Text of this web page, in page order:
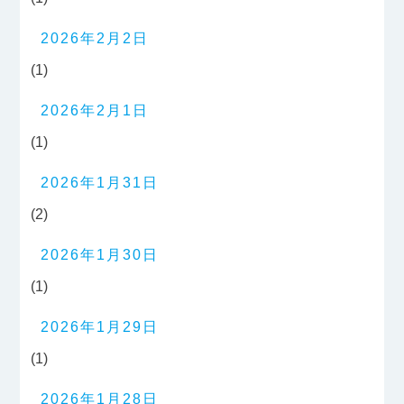
2026年2月2日
(1)
2026年2月1日
(1)
2026年1月31日
(2)
2026年1月30日
(1)
2026年1月29日
(1)
2026年1月28日